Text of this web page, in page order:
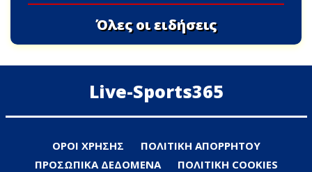
Όλες οι ειδήσεις
Live-Sports365
ΟΡΟΙ ΧΡΗΣΗΣ
ΠΟΛΙΤΙΚΗ ΑΠΟΡΡΗΤΟΥ
ΠΡΟΣΩΠΙΚΑ ΔΕΔΟΜΕΝΑ
ΠΟΛΙΤΙΚΗ COOKIES